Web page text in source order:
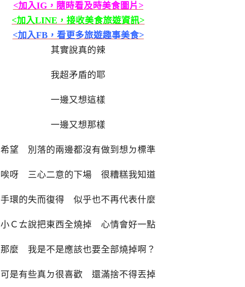
<加入IG，隨時看及時美食圖片>
<加入LINE，接收美食旅遊資訊>
<加入FB，看更多旅遊趣事美食>
其實說真的辣
我超矛盾的耶
一邊又想這樣
一邊又想那樣
希望 別落的兩邊都沒有做到想ㄉ標準
唉呀 三心二意的下場 很糟糕我知道
手環的失而復得 似乎也不再代表什麼
小Ｃㄊ說把東西全燒掉 心情會好一點
那麼 我是不是應該也要全部燒掉啊？
可是有些真ㄉ很喜歡 還滿捨不得丟掉